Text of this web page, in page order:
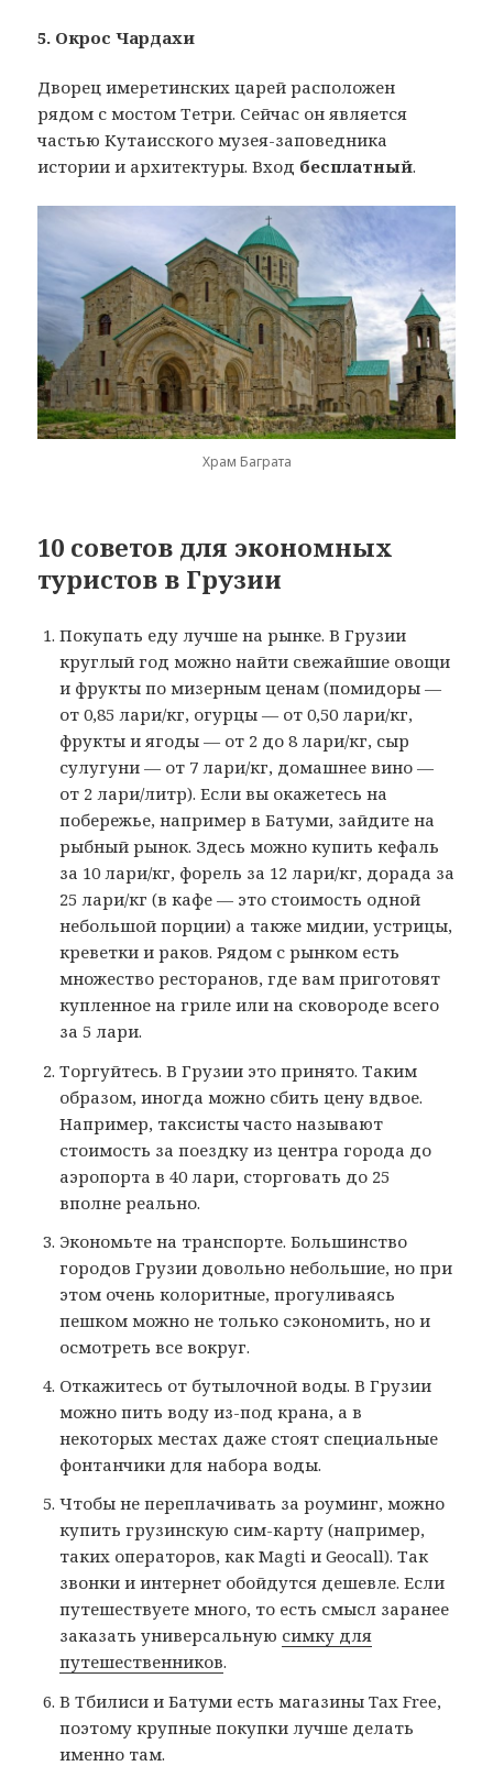
5. Окрос Чардахи
Дворец имеретинских царей расположен
рядом с мостом Тетри. Сейчас он является
частью Кутаисского музея-заповедника
истории и архитектуры. Вход бесплатный.
Храм Баграта
10 советов для экономных
туристов в Грузии
Покупать еду лучше на рынке. В Грузии
круглый год можно найти свежайшие овощи
и фрукты по мизерным ценам (помидоры —
от 0,85 лари/кг, огурцы — от 0,50 лари/кг,
фрукты и ягоды — от 2 до 8 лари/кг, сыр
сулугуни — от 7 лари/кг, домашнее вино —
от 2 лари/литр). Если вы окажетесь на
побережье, например в Батуми, зайдите на
рыбный рынок. Здесь можно купить кефаль
за 10 лари/кг, форель за 12 лари/кг, дорада за
25 лари/кг (в кафе — это стоимость одной
небольшой порции) а также мидии, устрицы,
креветки и раков. Рядом с рынком есть
множество ресторанов, где вам приготовят
купленное на гриле или на сковороде всего
за 5 лари.
Торгуйтесь. В Грузии это принято. Таким
образом, иногда можно сбить цену вдвое.
Например, таксисты часто называют
стоимость за поездку из центра города до
аэропорта в 40 лари, сторговать до 25
вполне реально.
Экономьте на транспорте. Большинство
городов Грузии довольно небольшие, но при
этом очень колоритные, прогуливаясь
пешком можно не только сэкономить, но и
осмотреть все вокруг.
Откажитесь от бутылочной воды. В Грузии
можно пить воду из-под крана, а в
некоторых местах даже стоят специальные
фонтанчики для набора воды.
Чтобы не переплачивать за роуминг, можно
купить грузинскую сим-карту (например,
таких операторов, как Magti и Geocall). Так
звонки и интернет обойдутся дешевле. Если
путешествуете много, то есть смысл заранее
заказать универсальную симку для
путешественников.
В Тбилиси и Батуми есть магазины Tax Free,
поэтому крупные покупки лучше делать
именно там.